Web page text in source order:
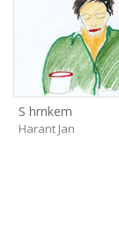
S hrnkem
Harant Jan